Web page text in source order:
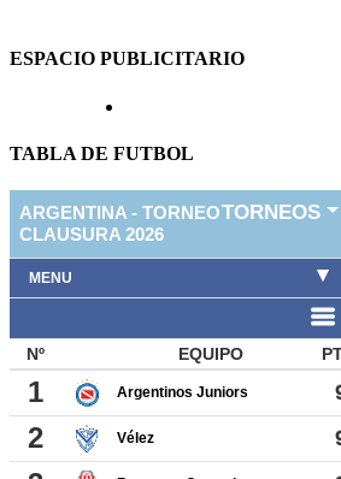
ESPACIO PUBLICITARIO
TABLA DE FUTBOL